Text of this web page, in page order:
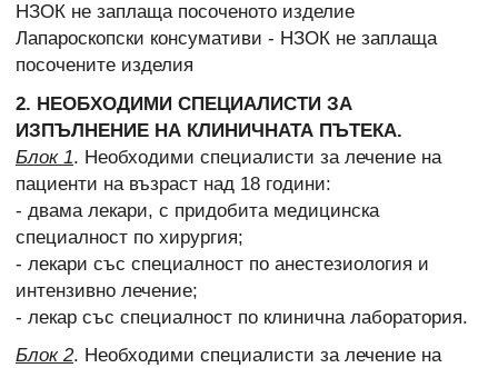
НЗОК не заплаща посоченото изделие
Лапароскопски консумативи - НЗОК не заплаща
посочените изделия
2. НЕОБХОДИМИ СПЕЦИАЛИСТИ ЗА
ИЗПЪЛНЕНИЕ НА КЛИНИЧНАТА ПЪТЕКА.
Блок 1. Необходими специалисти за лечение на
пациенти на възраст над 18 години:
- двама лекари, с придобита медицинска
специалност по хирургия;
- лекари със специалност по анестезиология и
интензивно лечение;
- лекар със специалност по клинична лаборатория.
Блок 2. Необходими специалисти за лечение на